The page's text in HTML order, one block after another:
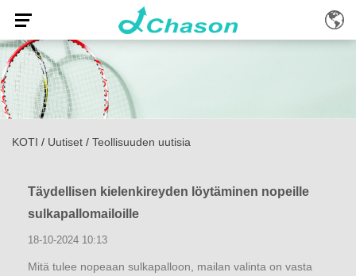
KOTI / Uutiset / Teollisuuden uutisia
Täydellisen kielenkireyden löytäminen nopeille
sulkapallomailoille
18-10-2024 10:13
Mitä tulee nopeaan sulkapalloon, mailan valinta on vasta